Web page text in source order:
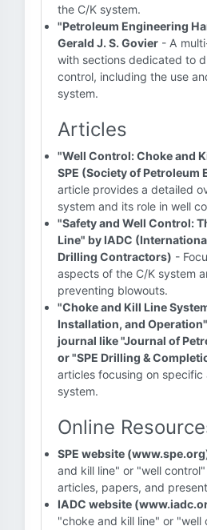
the C/K system.
"Petroleum Engineering
Gerald J. S. Govier - A
with sections dedicated to
control, including the use
system.
Articles
"Well Control: Choke and
SPE (Society of Petroleum
article provides a detailed
system and its role in well
"Safety and Well Control:
Line" by IADC
Drilling Contractors) -
aspects of the C/K system
preventing blowouts.
"Choke and Kill Line
Installation, and
journal like "Journal of
or "SPE Drilling &
articles focusing on
system.
Online
SPE website
and kill line" or "well
articles, papers, and
IADC website
"choke and kill line" or "well